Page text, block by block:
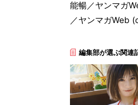
能暢／ヤンマガ
／ヤンマガWeb
編集部が選ぶ関連